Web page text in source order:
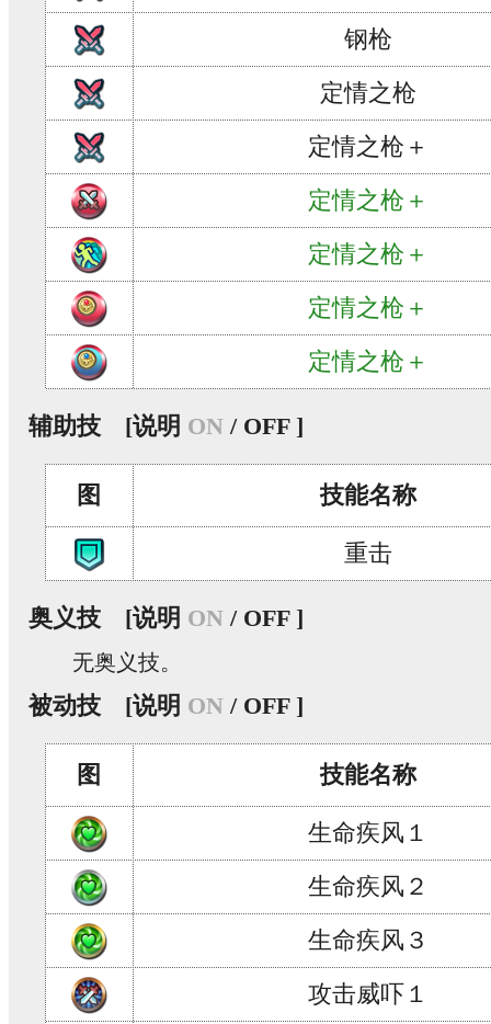
钢枪
定情之枪
定情之枪＋
定情之枪＋
定情之枪＋
定情之枪＋
定情之枪＋
辅助技 [说明 ON / OFF ]
图 技能名称
重击
奥义技 [说明 ON / OFF ]
无奥义技。
被动技 [说明 ON / OFF ]
图 技能名称
生命疾风１
生命疾风２
生命疾风３
攻击威吓１